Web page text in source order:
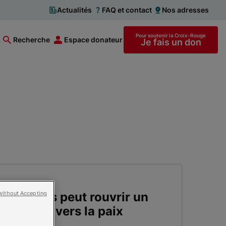
Actualités FAQ et contact Nos adresses
Recherche Espace donateur Pour soutenir la Croix-Rouge
Je fais un don
violences peut rouvrir un
et vers la paix
Accepting